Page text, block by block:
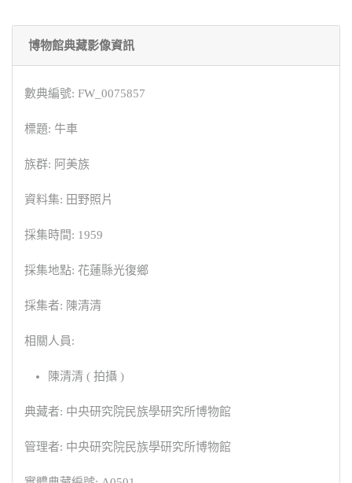
博物館典藏影像資訊
數典編號: FW_0075857
標題: 牛車
族群: 阿美族
資料集: 田野照片
採集時間: 1959
採集地點: 花蓮縣光復鄉
採集者: 陳清清
相關人員:
陳清清 ( 拍攝 )
典藏者: 中央研究院民族學研究所博物館
管理者: 中央研究院民族學研究所博物館